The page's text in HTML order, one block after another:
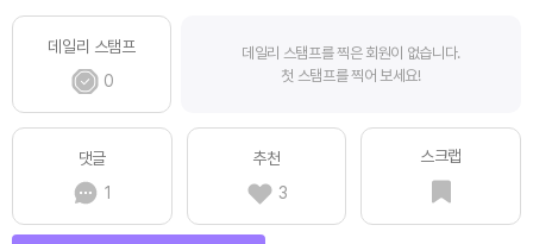
데일리 스탬프
0
데일리 스탬프를 찍은 회원이 없습니다.
첫 스탬프를 찍어 보세요!
댓글
1
추천
3
스크랩